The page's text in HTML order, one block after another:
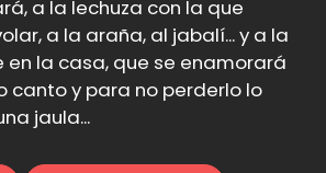
a la lechuza con la que
a la araña, al jabalí... y a la
en la casa, que se enamorará
canto y para no perderlo lo
jaula...